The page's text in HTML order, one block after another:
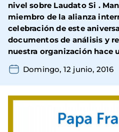
nivel sobre Laudato Si .
miembro de la alianza
celebración de este
documentos de análisis y
nuestra organización hace
Domingo, 12 junio, 2016